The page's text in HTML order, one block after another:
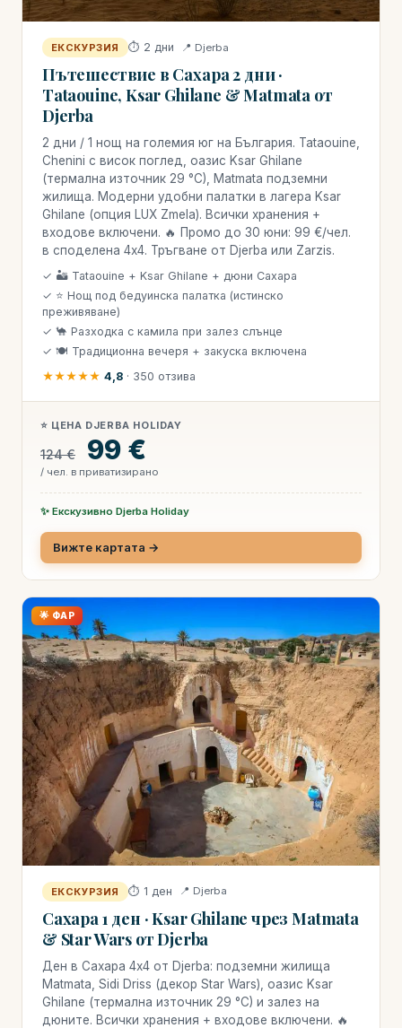
ЕКСКУРЗИЯ ⏱ 2 дни 📍 Djerba
Пътешествие в Сахара 2 дни ·
Tataouine, Ksar Ghilane & Matmata от
Djerba
2 дни / 1 нощ на големия юг на България. Tataouine,
Chenini с висок поглед, оазис Ksar Ghilane
(термална източник 29 °C), Matmata подземни
жилища. Модерни удобни палатки в лагера Ksar
Ghilane (опция LUX Zmela). Всички хранения +
входове включени. 🔥 Промо до 30 юни: 99 €/чел.
в споделена 4x4. Тръгване от Djerba или Zarzis.
✓ 🏜 Tataouine + Ksar Ghilane + дюни Сахара
✓ ⭐ Нощ под бедуинска палатка (истинско
преживяване)
✓ 🐪 Разходка с камила при залез слънце
✓ 🍽 Традиционна вечеря + закуска включена
★★★★★ 4,8 · 350 отзива
⭐ ЦЕНА DJERBA HOLIDAY
124 € 99 €
/ чел. в приватизирано
✨ Екскузивно Djerba Holiday
Вижте картата →
🌟 ФАР
ЕКСКУРЗИЯ ⏱ 1 ден 📍 Djerba
Сахара 1 ден · Ksar Ghilane чрез Matmata
& Star Wars от Djerba
Ден в Сахара 4x4 от Djerba: подземни жилища
Matmata, Sidi Driss (декор Star Wars), оазис Ksar
Ghilane (термална източник 29 °C) и залез на
дюните. Всички хранения + входове включени. 🔥